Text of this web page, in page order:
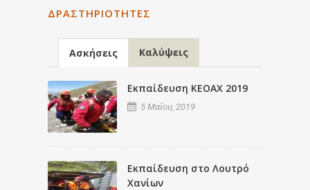
ΔΡΑΣΤΗΡΙΌΤΗΤΕΣ
Ασκήσεις Καλύψεις
Εκπαίδευση ΚΕΟΑΧ 2019
5 Μαΐου, 2019
Εκπαίδευση στο Λουτρό
Χανίων